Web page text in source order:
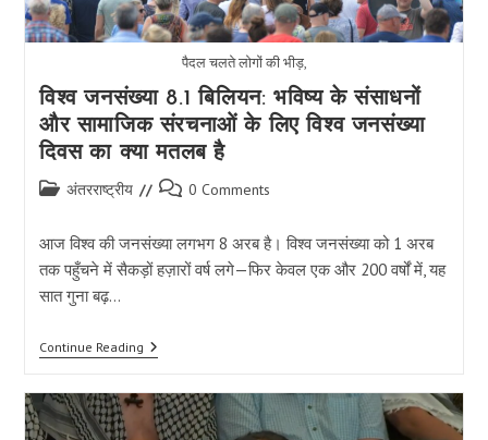
पैदल चलते लोगों की भीड़,
विश्व जनसंख्या 8.1 बिलियन: भविष्य के संसाधनों
और सामाजिक संरचनाओं के लिए विश्व जनसंख्या
दिवस का क्या मतलब है
Post अंतरराष्ट्रीय
Post 0 Comments
आज विश्व की जनसंख्या लगभग 8 अरब है। विश्व जनसंख्या को 1 अरब
तक पहुँचने में सैकड़ों हज़ारों वर्ष लगे—फिर केवल एक और 200 वर्षों में, यह
सात गुना बढ़…
Continue Readingविश्व
जनसंख्या
बिलियन:
भविष्य